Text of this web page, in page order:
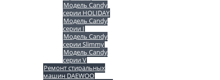
Модель Candy
серии HOLIDAY
Модель Candy
серии I
Модель Candy
серии Slimmy
Модель Candy
серии V
Ремонт стиральных
машин DAEWOO